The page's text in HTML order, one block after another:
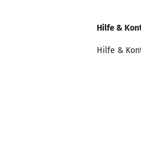
Hilfe &
Hilfe &